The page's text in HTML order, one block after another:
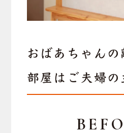
おばあちゃんの
部屋はご夫婦の